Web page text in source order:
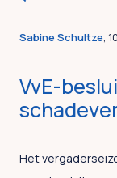
Sabine Schultze,
VvE-
Het